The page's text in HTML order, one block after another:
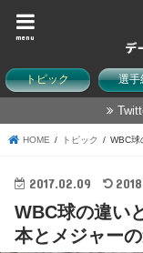
menu
トピック 選手
HOME トピック WBC球
2017.02.09
WBC球の違い
本とメジャー